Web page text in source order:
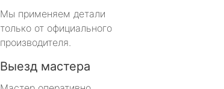
Мы применяем детали
только от официального
производителя.
Выезд мастера